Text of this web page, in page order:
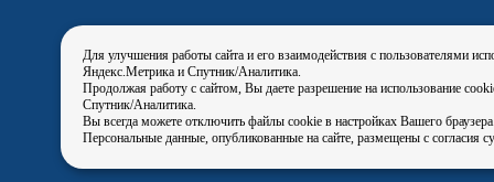
Для улучшения работы сайта и его взаимодействия с пользователями
Яндекс.Метрика и Спутник/Аналитика.
Продолжая работу с сайтом, Вы даете разрешение на использование
Спутник/Аналитика.
Вы всегда можете отключить файлы cookie в настройках Вашего
Персональные данные, опубликованные на сайте, размещены с согласия